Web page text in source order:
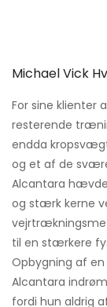
Michael Vick
For sine klienter
resterende
endda
og et af de
Alcantara
og stærk kerne
til en stærkere
Opbygning af
Alcantara
fordi hun aldrig